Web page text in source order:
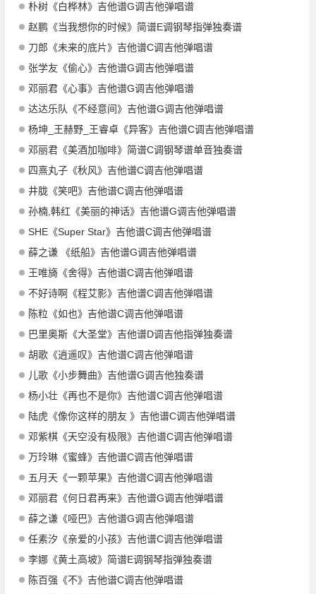
朴树《白桦林》吉他谱G调吉他弹唱谱
赵鹏《当我想你的时候》简谱E调钢琴指弹独奏谱
刀郎《未来的底片》吉他谱C调吉他弹唱谱
张学友《偷心》吉他谱G调吉他弹唱谱
邓丽君《心事》吉他谱G调吉他弹唱谱
达达乐队《不经意间》吉他谱G调吉他弹唱谱
杨坤_王赫野_王睿卓《异客》吉他谱C调吉他弹唱谱
邓丽君《美酒加咖啡》简谱C调钢琴谱单音独奏谱
四熹丸子《秋风》吉他谱C调吉他弹唱谱
井胧《笑吧》吉他谱C调吉他弹唱谱
孙楠,韩红《美丽的神话》吉他谱G调吉他弹唱谱
SHE《Super Star》吉他谱C调吉他弹唱谱
薛之谦 《纸船》吉他谱G调吉他弹唱谱
王唯旖《舍得》吉他谱C调吉他弹唱谱
不好诗啊《程艾影》吉他谱C调吉他弹唱谱
陈粒《如也》吉他谱C调吉他弹唱谱
巴里奥斯《大圣堂》吉他谱D调吉他指弹独奏谱
胡歌《逍遥叹》吉他谱C调吉他弹唱谱
儿歌《小步舞曲》吉他谱G调吉他独奏谱
杨小壮《再也不是你》吉他谱C调吉他弹唱谱
陆虎《像你这样的朋友 》吉他谱C调吉他弹唱谱
邓紫棋《天空没有极限》吉他谱C调吉他弹唱谱
万玲琳《蜜蜂》吉他谱C调吉他弹唱谱
五月天《一颗苹果》吉他谱C调吉他弹唱谱
邓丽君《何日君再来》吉他谱G调吉他弹唱谱
薛之谦《哑巴》吉他谱G调吉他弹唱谱
任素汐《亲爱的小孩》吉他谱C调吉他弹唱谱
李娜《黄土高坡》简谱E调钢琴指弹独奏谱
陈百强《不》吉他谱C调吉他弹唱谱